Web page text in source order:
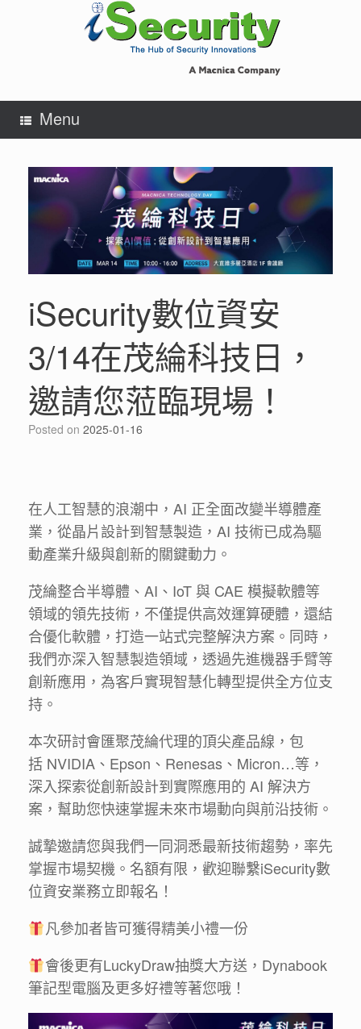
Menu
iSecurity數位資安
3/14在茂綸科技日，
邀請您蒞臨現場！
Posted on 2025-01-16
在人工智慧的浪潮中，AI 正全面改變半導體產
業，從晶片設計到智慧製造，AI 技術已成為驅
動產業升級與創新的關鍵動力。
茂綸整合半導體、AI、IoT 與 CAE 模擬軟體等
領域的領先技術，不僅提供高效運算硬體，還結
合優化軟體，打造一站式完整解決方案。同時，
我們亦深入智慧製造領域，透過先進機器手臂等
創新應用，為客戶實現智慧化轉型提供全方位支
持。
本次研討會匯聚茂綸代理的頂尖產品線，包
括 NVIDIA、Epson、Renesas、Micron…等，
深入探索從創新設計到實際應用的 AI 解決方
案，幫助您快速掌握未來市場動向與前沿技術。
誠摯邀請您與我們一同洞悉最新技術趨勢，率先
掌握市場契機。名額有限，歡迎聯繫iSecurity數
位資安業務立即報名！
凡參加者皆可獲得精美小禮一份
會後更有LuckyDraw抽獎大方送，Dynabook
筆記型電腦及更多好禮等著您哦！